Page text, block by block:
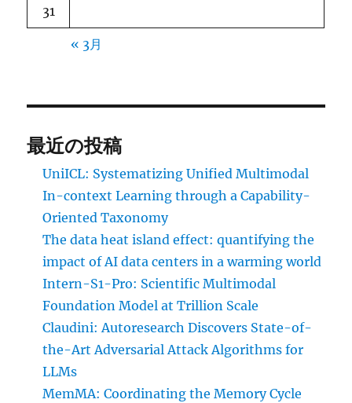
31
« 3月
最近の投稿
UniICL: Systematizing Unified Multimodal
In-context Learning through a Capability-
Oriented Taxonomy
The data heat island effect: quantifying the
impact of AI data centers in a warming world
Intern-S1-Pro: Scientific Multimodal
Foundation Model at Trillion Scale
Claudini: Autoresearch Discovers State-of-
the-Art Adversarial Attack Algorithms for
LLMs
MemMA: Coordinating the Memory Cycle